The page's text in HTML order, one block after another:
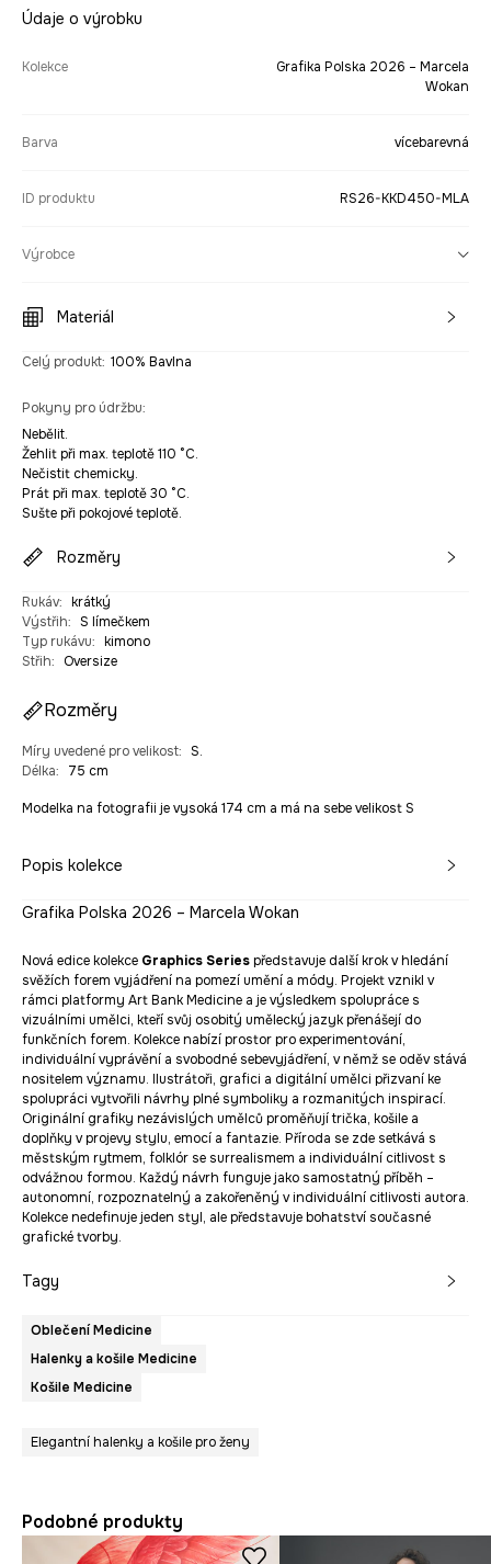
Údaje o výrobku
Kolekce
Grafika Polska 2026 – Marcela
Wokan
Barva vícebarevná
ID produktu RS26-KKD450-MLA
Výrobce
Materiál
Celý produkt: 100% Bavlna
Pokyny pro údržbu:
Nebělit.
Žehlit při max. teplotě 110 °C.
Nečistit chemicky.
Prát při max. teplotě 30 °C.
Sušte při pokojové teplotě.
Rozměry
Rukáv: krátký
Výstřih: S límečkem
Typ rukávu: kimono
Střih: Oversize
Rozměry
Míry uvedené pro velikost: S.
Délka: 75 cm
Modelka na fotografii je vysoká 174 cm a má na sebe velikost S
Popis kolekce
Grafika Polska 2026 – Marcela Wokan
Nová edice kolekce Graphics Seriespředstavuje další krok v hledání
svěžích forem vyjádření na pomezí umění a módy. Projekt vznikl v
rámci platformy Art Bank Medicine a je výsledkem spolupráce s
vizuálními umělci, kteří svůj osobitý umělecký jazyk přenášejí do
funkčních forem. Kolekce nabízí prostor pro experimentování,
individuální vyprávění a svobodné sebevyjádření, v němž se oděv stává
nositelem významu. Ilustrátoři, grafici a digitální umělci přizvaní ke
spolupráci vytvořili návrhy plné symboliky a rozmanitých inspirací.
Originální grafiky nezávislých umělců proměňují trička, košile a
doplňky v projevy stylu, emocí a fantazie. Příroda se zde setkává s
městským rytmem, folklór se surrealismem a individuální citlivost s
odvážnou formou. Každý návrh funguje jako samostatný příběh –
autonomní, rozpoznatelný a zakořeněný v individuální citlivosti autora.
Kolekce nedefinuje jeden styl, ale představuje bohatství současné
grafické tvorby.
Tagy
Oblečení Medicine
Halenky a košile Medicine
Košile Medicine
Elegantní halenky a košile pro ženy
Podobné produkty